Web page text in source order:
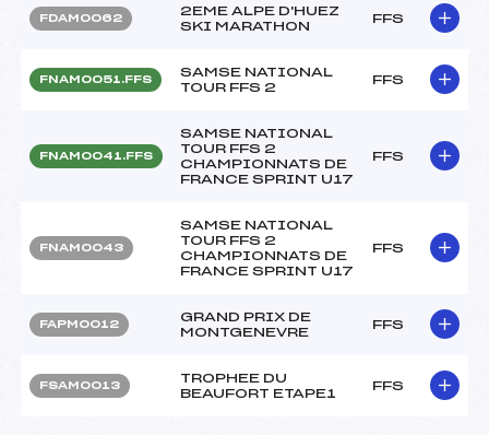
FDAM0062
2EME ALPE D'HUEZ
SKI MARATHON
FFS
FNAM0051.FFS
SAMSE NATIONAL
TOUR FFS 2
FFS
FNAM0041.FFS
SAMSE NATIONAL
TOUR FFS 2
CHAMPIONNATS DE
FRANCE SPRINT U17
FFS
FNAM0043
SAMSE NATIONAL
TOUR FFS 2
CHAMPIONNATS DE
FRANCE SPRINT U17
FFS
FAPM0012
GRAND PRIX DE
MONTGENEVRE
FFS
FSAM0013
TROPHEE DU
BEAUFORT ETAPE1
FFS